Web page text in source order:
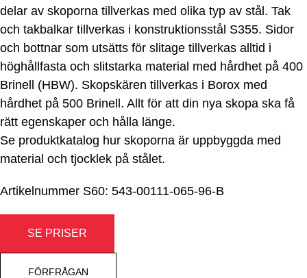
delar av skoporna tillverkas med olika typ av stål. Tak
och takbalkar tillverkas i konstruktionsstål S355. Sidor
och bottnar som utsätts för slitage tillverkas alltid i
höghållfasta och slitstarka material med hårdhet på 400
Brinell (HBW). Skopskären tillverkas i Borox med
hårdhet på 500 Brinell. Allt för att din nya skopa ska få
rätt egenskaper och hålla länge.
Se produktkatalog hur skoporna är uppbyggda med
material och tjocklek på stålet.
Artikelnummer S60: 543-00111-065-96-B
SE PRISER
FÖRFRÅGAN